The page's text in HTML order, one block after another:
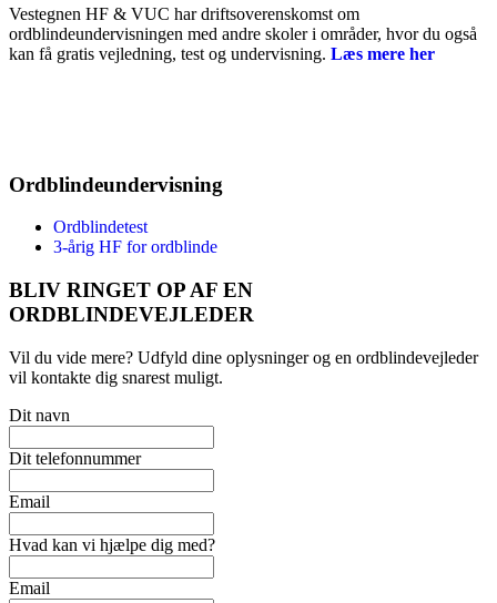
Vestegnen HF & VUC har driftsoverenskomst om
ordblindeundervisningen med andre skoler i områder, hvor du også
kan få gratis vejledning, test og undervisning. Læs mere her
Ordblindeundervisning
Ordblindetest
3-årig HF for ordblinde
BLIV RINGET OP AF EN
ORDBLINDEVEJLEDER
Vil du vide mere? Udfyld dine oplysninger og en ordblindevejleder
vil kontakte dig snarest muligt.
Dit navn
Dit telefonnummer
Email
Hvad kan vi hjælpe dig med?
Email